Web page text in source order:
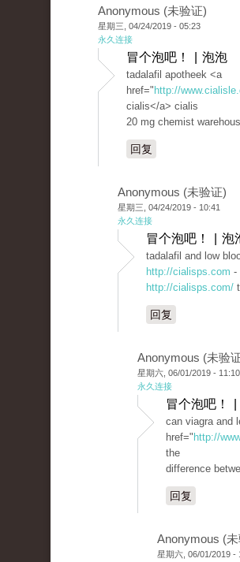
Anonymous (未验证)
星期三, 04/24/2019 - 05:23
永久连接
冒个泡吧！ | 泡泡
tadalafil apotheek <a
href=" http://
cialis</a> cialis
20 mg chemist
回复
Anonymous (未验证)
星期三, 04/24/2019 - 10:41
永久连接
冒个泡吧！ | 泡
tadalafil and low
http://cialisps.com -
http://cialisps.com/
回复
Anonymous (未验
星期六, 06/01/2019 - 11:10
永久连接
冒个泡吧！
can viagra and
href=" http://
the
difference
回复
Anonymous (
星期六, 06/01/2019 -